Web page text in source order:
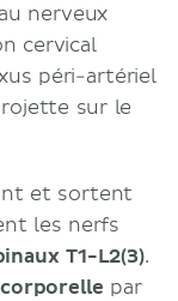
nerveux
cervical
péri-artériel
sur le
et sortent
les nerfs
T1-L2(3).
par